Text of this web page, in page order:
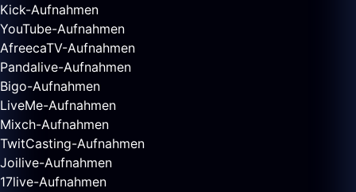
Kick-Aufnahmen
YouTube-Aufnahmen
AfreecaTV-Aufnahmen
Pandalive-Aufnahmen
Bigo-Aufnahmen
LiveMe-Aufnahmen
Mixch-Aufnahmen
TwitCasting-Aufnahmen
Joilive-Aufnahmen
17live-Aufnahmen